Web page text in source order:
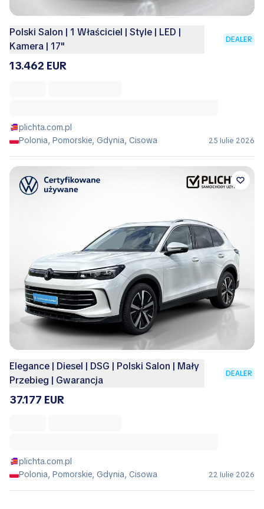
Polski Salon | 1 Właściciel | Style | LED |
Kamera | 17''
DEALER
13.462 EUR
plichta.com.pl
Polonia, Pomorskie, Gdynia, Cisowa
25 Iulie 2026
Elegance | Diesel | DSG | Polski Salon | Mały
Przebieg | Gwarancja
DEALER
37.177 EUR
plichta.com.pl
Polonia, Pomorskie, Gdynia, Cisowa
22 Iulie 2026